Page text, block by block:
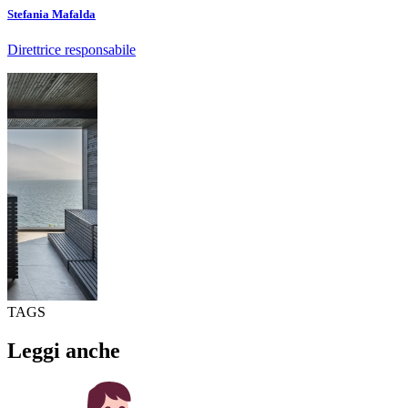
Stefania Mafalda
Direttrice responsabile
TAGS
Leggi anche